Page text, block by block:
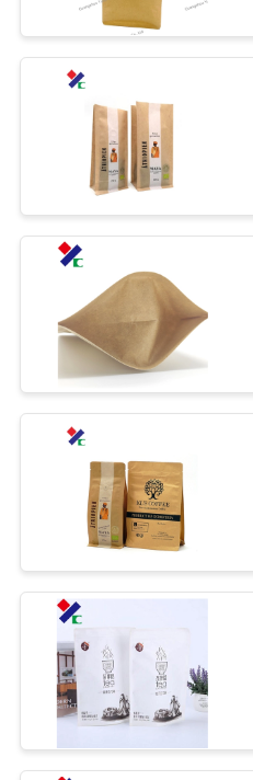
ΈΛΕΓΧΟΣ
ΕΛΆΤΕ
ΕΠΑΦΉ
ΜΕ
ΖΗΤΉΣΤΕ
ΈΝΑ
ΑΠΌΣΠΑΣΜΑ
SITEMAP
PRIVACY
POLICY
τσάντες
Ρόλος
τροφίμων
Στάση
σακούλα